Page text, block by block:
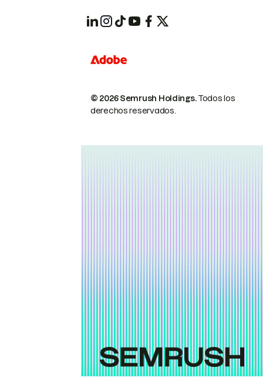
© 2026 Semrush Holdings.Todos los
derechos reservados.